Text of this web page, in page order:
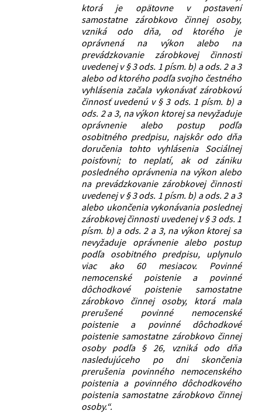
ktorá je opätovne v postavení
samostatne zárobkovo činnej osoby,
vzniká odo dňa, od ktorého je
oprávnená na výkon alebo na
prevádzkovanie zárobkovej činnosti
uvedenej v § 3 ods. 1 písm. b) a ods. 2 a 3
alebo od ktorého podľa svojho čestného
vyhlásenia začala vykonávať zárobkovú
činnosť uvedenú v § 3 ods. 1 písm. b) a
ods. 2 a 3, na výkon ktorej sa nevyžaduje
oprávnenie alebo postup podľa
osobitného predpisu, najskôr odo dňa
doručenia tohto vyhlásenia Sociálnej
poisťovni; to neplatí, ak od zániku
posledného oprávnenia na výkon alebo
na prevádzkovanie zárobkovej činnosti
uvedenej v § 3 ods. 1 písm. b) a ods. 2 a 3
alebo ukončenia vykonávania poslednej
zárobkovej činnosti uvedenej v § 3 ods. 1
písm. b) a ods. 2 a 3, na výkon ktorej sa
nevyžaduje oprávnenie alebo postup
podľa osobitného predpisu, uplynulo
viac ako 60 mesiacov. Povinné
nemocenské poistenie a povinné
dôchodkové poistenie samostatne
zárobkovo činnej osoby, ktorá mala
prerušené povinné nemocenské
poistenie a povinné dôchodkové
poistenie samostatne zárobkovo činnej
osoby podľa § 26, vzniká odo dňa
nasledujúceho po dni skončenia
prerušenia povinného nemocenského
poistenia a povinného dôchodkového
poistenia samostatne zárobkovo činnej
osoby.“.